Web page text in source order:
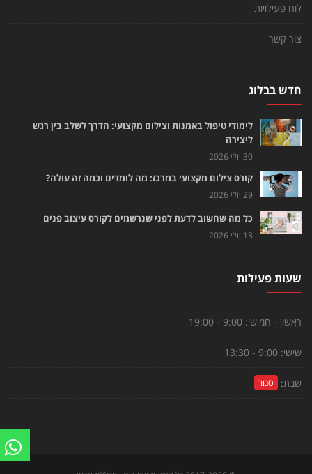
לוח פעילויות
צור קשר
חדש בבלוג
לימודי טיפול באמנות וצילום מקצועי: הדרך לשלב בין רגש
ליצירה
30 יולי 2026
קורס צילום מקצועי במרכז: מה לומדים וכמה זה עולה?
29 יולי 2026
כל מה שחשוב לדעת לפני שנרשמים לקורס עיצוב פנים
13 יולי 2026
שעות פעילות
ראשון - חמישי: 9:00 - 19:00
שישי: 9:00 - 13:30
שבת: סגור